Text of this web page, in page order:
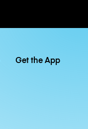
Get the App